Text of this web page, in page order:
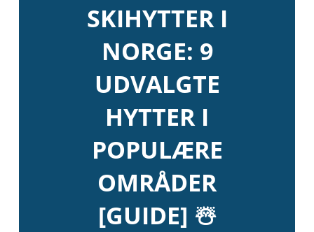
SKIHYTTER I
NORGE: 9
UDVALGTE
HYTTER I
POPULÆRE
OMRÅDER
[GUIDE] ☃️